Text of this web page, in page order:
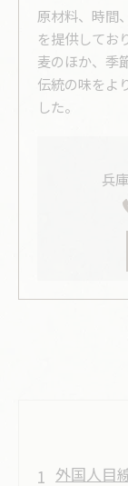
原材料、時間
を提供してお
麦のほか、季
伝統の味をよ
した。
兵
外国人目